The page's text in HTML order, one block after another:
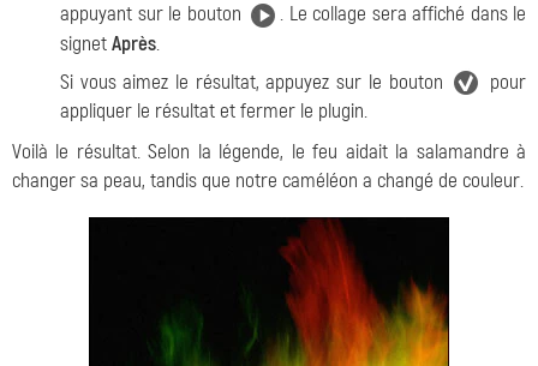
appuyant sur le bouton
. Le collage sera affiché dans le
signetAprès.
Si vous aimez le résultat, appuyez sur le bouton
pour
appliquer le résultat et fermer le plugin.
Voilà le résultat. Selon la légende, le feu aidait la salamandre à
changer sa peau, tandis que notre caméléon a changé de couleur.